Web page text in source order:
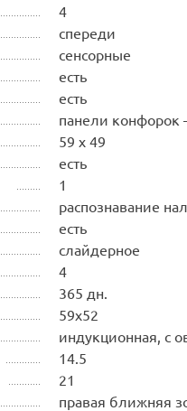
4
спереди
сенсорные
есть
есть
панели конфорок
59 x 49
есть
1
распознавание
есть
слайдерное
4
365 дн.
59х52
индукционная, с
14.5
21
правая ближняя